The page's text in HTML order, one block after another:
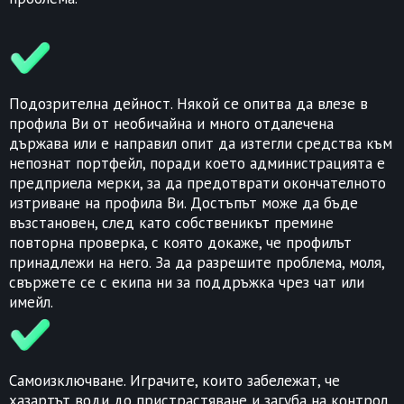
Подозрителна дейност. Някой се опитва да влезе в
профила Ви от необичайна и много отдалечена
държава или е направил опит да изтегли средства към
непознат портфейл, поради което администрацията е
предприела мерки, за да предотврати окончателното
изтриване на профила Ви. Достъпът може да бъде
възстановен, след като собственикът премине
повторна проверка, с която докаже, че профилът
принадлежи на него. За да разрешите проблема, моля,
свържете се с екипа ни за поддръжка чрез чат или
имейл.
Самоизключване. Играчите, които забележат, че
хазартът води до пристрастяване и загуба на контрол,